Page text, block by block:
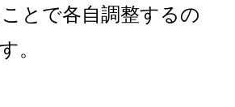
とで各自調整するの
。